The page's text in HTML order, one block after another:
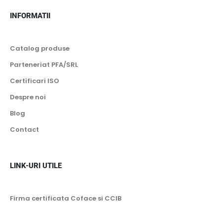
INFORMATII
Catalog produse
Parteneriat PFA/SRL
Certificari ISO
Despre noi
Blog
Contact
LINK-URI UTILE
Firma certificata Coface si CCIB